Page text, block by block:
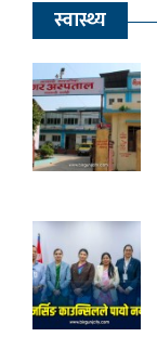
स्वास्थ्य